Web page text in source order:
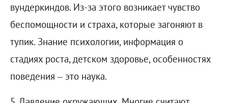
вундеркиндов. Из-за этого возникает чувство
беспомощности и страха, которые загоняют в
тупик. Знание психологии, информация о
стадиях роста, детском здоровье, особенностях
поведения – это наука.